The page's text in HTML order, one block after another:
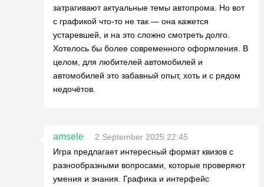
затрагивают актуальные темы автопрома. Но вот
с графикой что-то не так — она кажется
устаревшей, и на это сложно смотреть долго.
Хотелось бы более современного оформления. В
целом, для любителей автомобилей и
автомобилей это забавный опыт, хоть и с рядом
недочётов.
amsele
2 September 2025 22:45
Игра предлагает интересный формат квизов с
разнообразными вопросами, которые проверяют
умения и знания. Графика и интерфейс